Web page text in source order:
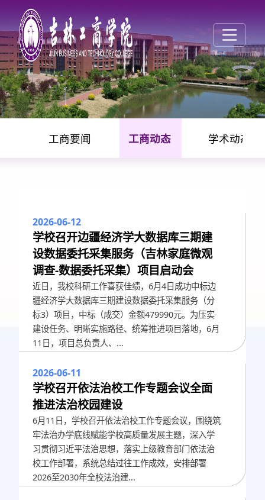
工商要闻 工商动态 学术动态
2026-06-12
学校召开边疆经济学大数据库三期建
设数据委托采集服务（吉林家庭微观
调查-数据委托采集）项目启动会
近日，我校科研工作喜获佳绩，6月4日成功中标边
疆经济学大数据库三期建设数据委托采集服务（分
标3）项目，中标（成交）金额479990元。为压实
建设任务、明晰实施路径、统筹推进项目落地，6月
11日，项目总负责人、...
2026-06-11
学校召开依法治校工作专题会议全面
推进法治校园建设
6月11日，学校召开依法治校工作专题会议，围绕筑
牢法治办学底线赋能学校高质量发展主题，深入学
习贯彻习近平法治思想，落实上级教育部门依法治
校工作部署，系统总结过往工作成效，安排部署
2026至2030年全校法治建...